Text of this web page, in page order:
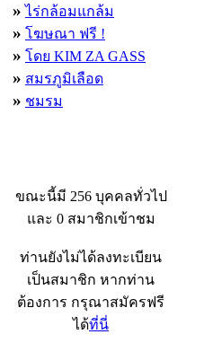
» ไร่กล้อมแกล้ม
» โฆษณา ฟรี !
» โดย KIM ZA GASS
» สมรภูมิเลือด
» ชมรม
ขณะนี้มี 256 บุคคลทั่วไป
และ 0 สมาชิกเข้าชม
ท่านยังไม่ได้ลงทะเบียน
เป็นสมาชิก หากท่าน
ต้องการ กรุณาสมัครฟรี
ได้ที่นี่